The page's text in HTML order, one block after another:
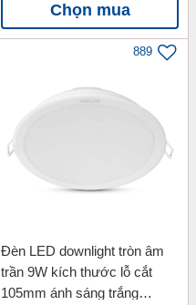
Chọn mua
889
Đèn LED downlight tròn âm
trần 9W kích thước lỗ cắt
105mm ánh sáng trắng